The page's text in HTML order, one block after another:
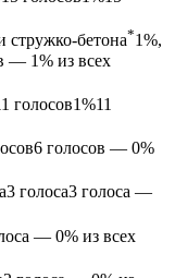
бетона*1%,
— 1% из всех
голосов1%11
6 голосов — 0%
3 голоса3 голоса —
— 0% из всех